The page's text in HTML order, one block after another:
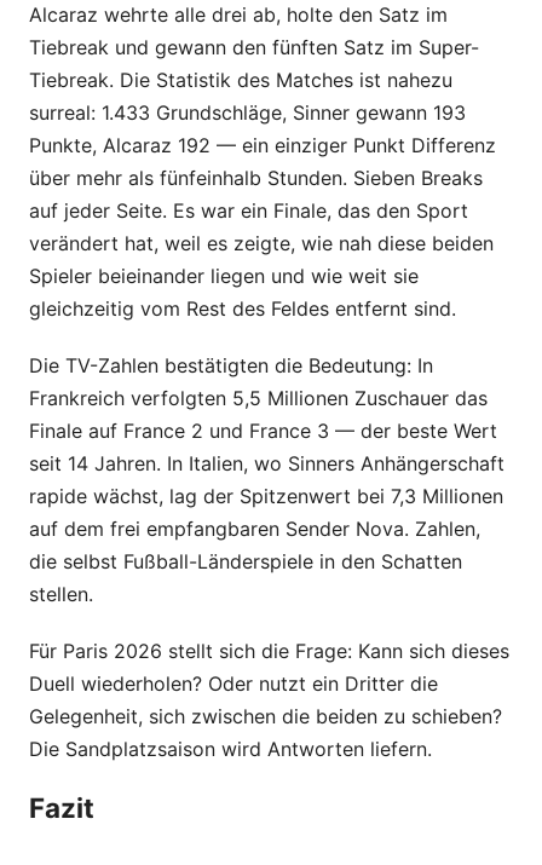
Alcaraz wehrte alle drei ab, holte den Satz im
Tiebreak und gewann den fünften Satz im Super-
Tiebreak. Die Statistik des Matches ist nahezu
surreal: 1.433 Grundschläge, Sinner gewann 193
Punkte, Alcaraz 192 — ein einziger Punkt Differenz
über mehr als fünfeinhalb Stunden. Sieben Breaks
auf jeder Seite. Es war ein Finale, das den Sport
verändert hat, weil es zeigte, wie nah diese beiden
Spieler beieinander liegen und wie weit sie
gleichzeitig vom Rest des Feldes entfernt sind.
Die TV-Zahlen bestätigten die Bedeutung: In
Frankreich verfolgten 5,5 Millionen Zuschauer das
Finale auf France 2 und France 3 — der beste Wert
seit 14 Jahren. In Italien, wo Sinners Anhängerschaft
rapide wächst, lag der Spitzenwert bei 7,3 Millionen
auf dem frei empfangbaren Sender Nova. Zahlen,
die selbst Fußball-Länderspiele in den Schatten
stellen.
Für Paris 2026 stellt sich die Frage: Kann sich dieses
Duell wiederholen? Oder nutzt ein Dritter die
Gelegenheit, sich zwischen die beiden zu schieben?
Die Sandplatzsaison wird Antworten liefern.
Fazit